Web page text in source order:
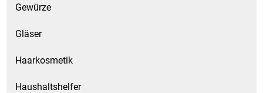
Gewürze
Gläser
Haarkosmetik
Haushaltshelfer